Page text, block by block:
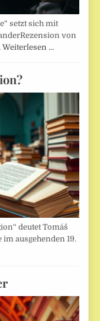
setzt sich mit
von
Weiterlesen …
deutet Tomáš
ausgehenden 19.